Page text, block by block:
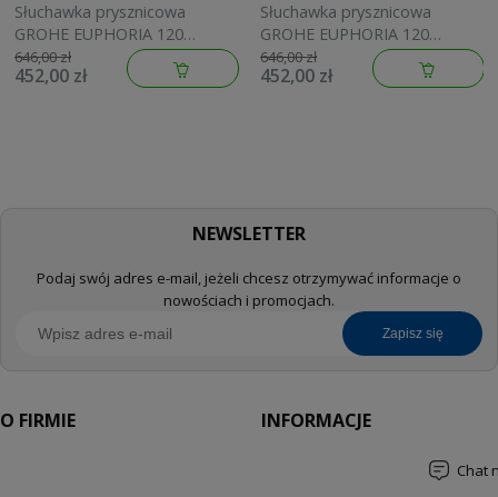
Słuchawka prysznicowa
GROHE EUPHORIA 120
brushed warm sunset
134883DL00
646,00 zł
452,00 zł
Słuchawka prysznicowa
GROHE EUPHORIA 120
brushed cool sunrise
134883GN00
646,00 zł
452,00 zł
NEWSLETTER
Podaj swój adres e-mail, jeżeli chcesz otrzymywać informacje o
nowościach i promocjach.
zapisz się
O FIRMIE INFORMACJE
Chat